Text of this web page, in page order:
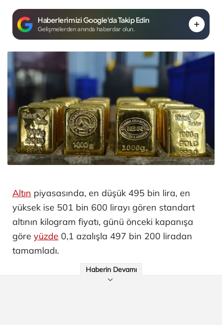
Haberlerimizi Google'da Takip Edin
Gelişmelerden anında haberdar olun.
Altın piyasasında, en düşük 495 bin lira, en
yüksek ise 501 bin 600 lirayı gören standart
altının kilogram fiyatı, günü önceki kapanışa
göre yüzde 0,1 azalışla 497 bin 200 liradan
tamamladı.
Haberin Devamı